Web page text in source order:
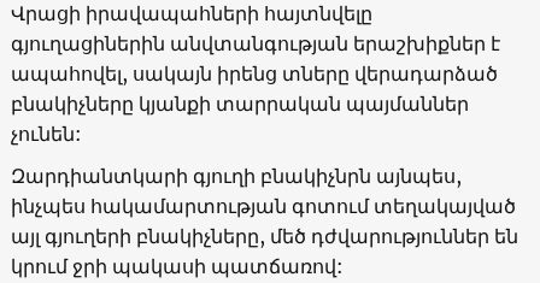
Վրացի իրավապահների հայտնվելը
գյուղացիներին անվտանգության երաշխիքներ է
ապահովել, սակայն իրենց տները վերադարձած
բնակիչները կյանքի տարրական պայմաններ
չունեն:
Զարդիանտկարի գյուղի բնակիչնրն այնպես,
ինչպես հակամարտության գոտում տեղակայված
այլ գյուղերի բնակիչները, մեծ դժվարություններ են
կրում ջրի պակասի պատճառով: